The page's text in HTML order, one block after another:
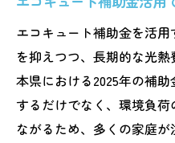
エコキュート補助金を活
を抑えつつ、長期的な光
本県における2025年の補
するだけでなく、環境負
ながるため、多くの家庭が